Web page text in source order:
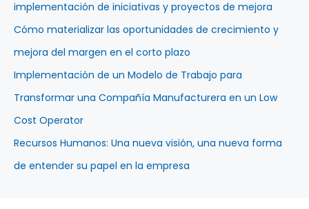
implementación de iniciativas y proyectos de mejora
Cómo materializar las oportunidades de crecimiento y
mejora del margen en el corto plazo
Implementación de un Modelo de Trabajo para
Transformar una Compañía Manufacturera en un Low
Cost Operator
Recursos Humanos: Una nueva visión, una nueva forma
de entender su papel en la empresa